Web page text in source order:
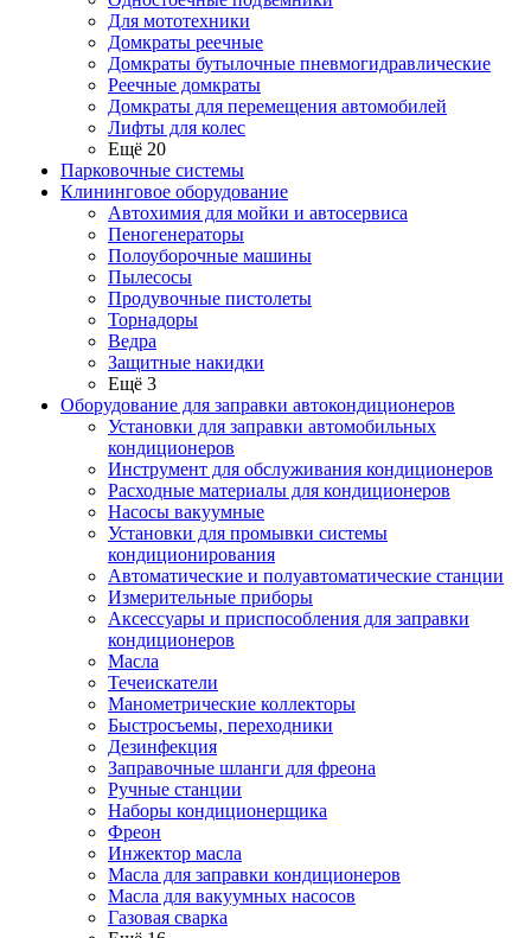
Для мототехники
Домкраты реечные
Домкраты бутылочные пневмогидравлические
Реечные домкраты
Домкраты для перемещения автомобилей
Лифты для колес
Ещё 20
Парковочные системы
Клининговое оборудование
Автохимия для мойки и автосервиса
Пеногенераторы
Полоуборочные машины
Пылесосы
Продувочные пистолеты
Торнадоры
Ведра
Защитные накидки
Ещё 3
Оборудование для заправки автокондиционеров
Установки для заправки автомобильных
кондиционеров
Инструмент для обслуживания кондиционеров
Расходные материалы для кондиционеров
Насосы вакуумные
Установки для промывки системы
кондиционирования
Автоматические и полуавтоматические станции
Измерительные приборы
Аксессуары и приспособления для заправки
кондиционеров
Масла
Течеискатели
Манометрические коллекторы
Быстросъемы, переходники
Дезинфекция
Заправочные шланги для фреона
Ручные станции
Наборы кондиционерщика
Фреон
Инжектор масла
Масла для заправки кондиционеров
Масла для вакуумных насосов
Газовая сварка